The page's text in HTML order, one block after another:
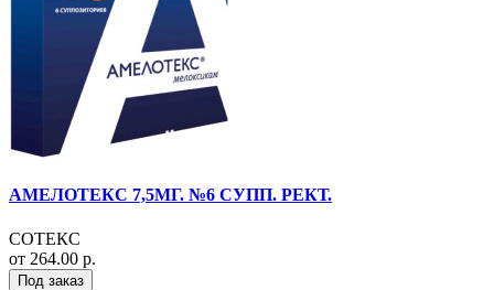
АМЕЛОТЕКС 7,5МГ. №6 СУПП. РЕКТ.
СОТЕКС
от 264.00 р.
Под заказ